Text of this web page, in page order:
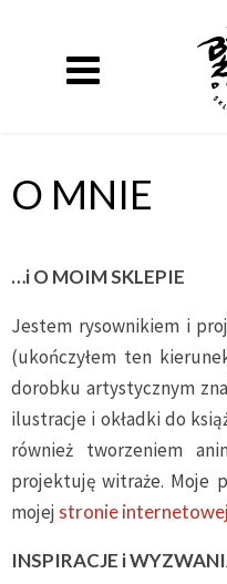
O MNIE
…i O MOIM SKLEPIE
Jestem rysownikiem i
(ukończyłem ten
dorobku artystycznym
ilustracje i okładki do
również tworzeniem
projektuję witraże. Moje
mojej stronie
INSPIRACJE i